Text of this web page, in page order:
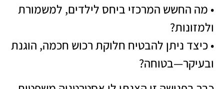
• מה החשש המרכזי ביחס לילדים, למשמורת
ולמזונות?
• כיצד ניתן להבטיח חלוקת רכוש חכמה, הוגנת
ובעיקר—בטוחה?